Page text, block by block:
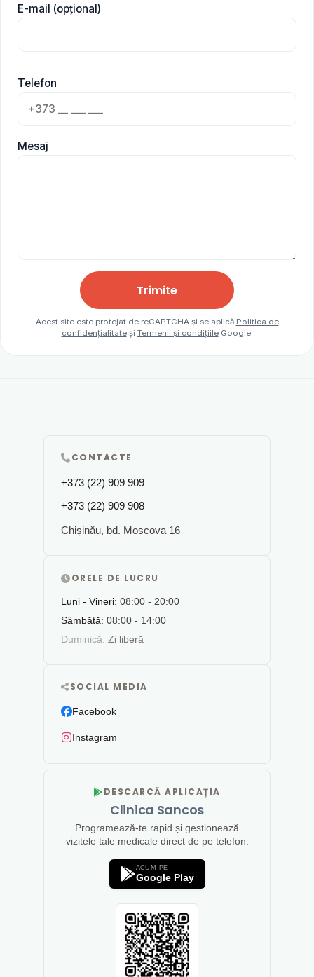
E-mail (opțional)
Telefon
Mesaj
Trimite
Acest site este protejat de reCAPTCHA și se aplică Politica de
confidențialitateși Termenii și condițiileGoogle.
CONTACTE
+373 (22) 909 909
+373 (22) 909 908
Chișinău, bd. Moscova 16
ORELE DE LUCRU
Luni - Vineri: 08:00 - 20:00
Sâmbătă: 08:00 - 14:00
Duminică: Zi liberă
SOCIAL MEDIA
Facebook
Instagram
DESCARCĂ APLICAȚIA
Clinica Sancos
Programează-te rapid și gestionează
vizitele tale medicale direct de pe telefon.
ACUM PE
Google Play